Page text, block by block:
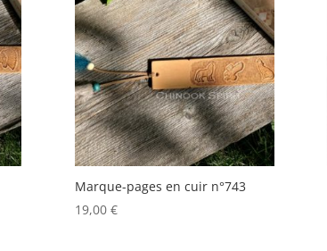
Marque-pages en cuir n°743
19,00 €